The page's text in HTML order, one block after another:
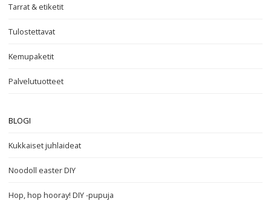
Tarrat & etiketit
Tulostettavat
Kemupaketit
Palvelutuotteet
BLOGI
Kukkaiset juhlaideat
Noodoll easter DIY
Hop, hop hooray! DIY -pupuja